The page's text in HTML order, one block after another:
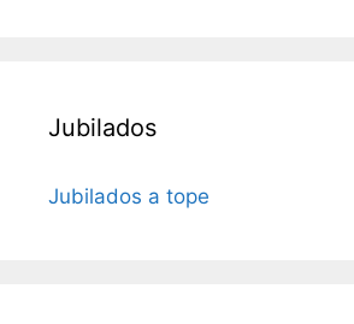
Jubilados
Jubilados a tope